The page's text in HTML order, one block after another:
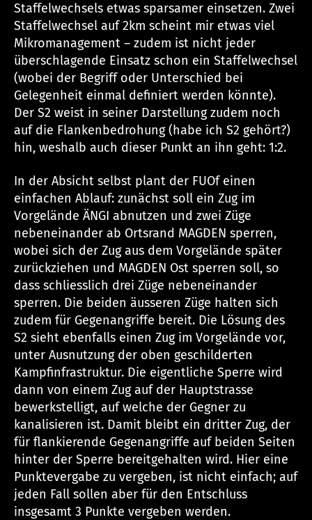
Staffelwechsels etwas sparsamer einsetzen. Zwei
Staffelwechsel auf 2km scheint mir etwas viel
Mikromanagement – zudem ist nicht jeder
überschlagende Einsatz schon ein Staffelwechsel
(wobei der Begriff oder Unterschied bei
Gelegenheit einmal definiert werden könnte).
Der S2 weist in seiner Darstellung zudem noch
auf die Flankenbedrohung (habe ich S2 gehört?)
hin, weshalb auch dieser Punkt an ihn geht: 1:2.
In der Absicht selbst plant der FUOf einen
einfachen Ablauf: zunächst soll ein Zug im
Vorgelände ÄNGI abnutzen und zwei Züge
nebeneinander ab Ortsrand MAGDEN sperren,
wobei sich der Zug aus dem Vorgelände später
zurückziehen und MAGDEN Ost sperren soll, so
dass schliesslich drei Züge nebeneinander
sperren. Die beiden äusseren Züge halten sich
zudem für Gegenangriffe bereit. Die Lösung des
S2 sieht ebenfalls einen Zug im Vorgelände vor,
unter Ausnutzung der oben geschilderten
Kampfinfrastruktur. Die eigentliche Sperre wird
dann von einem Zug auf der Hauptstrasse
bewerkstelligt, auf welche der Gegner zu
kanalisieren ist. Damit bleibt ein dritter Zug, der
für flankierende Gegenangriffe auf beiden Seiten
hinter der Sperre bereitgehalten wird. Hier eine
Punktevergabe zu vergeben, ist nicht einfach; auf
jeden Fall sollen aber für den Entschluss
insgesamt 3 Punkte vergeben werden.